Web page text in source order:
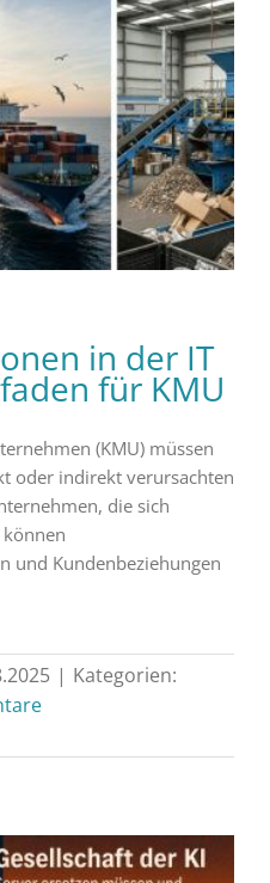
in der IT
für KMU
(KMU) müssen
oder indirekt verursachten
die sich
und Kundenbeziehungen
| Kategorien: